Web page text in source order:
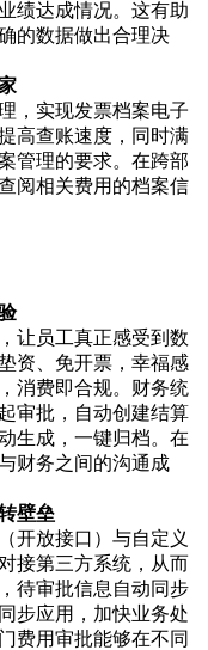
绩达成情况。这有助
的数据做出合理决
，实现发票档案电子
高查账速度，同时满
管理的要求。在跨部
阅相关费用的档案信
让员工真正感受到数
资、免开票，幸福感
消费即合规。财务统
审批，自动创建结算
生成，一键归档。在
财务之间的沟通成
壁垒
开放接口）与自定义
接第三方系统，从而
待审批信息自动同步
步应用，加快业务处
费用审批能够在不同